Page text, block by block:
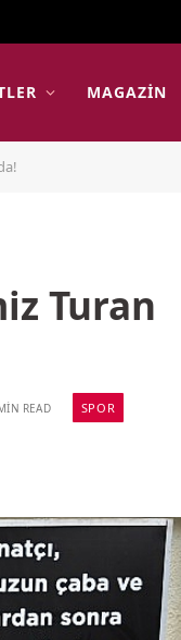
MAGAZIN
Turan
READ SPOR